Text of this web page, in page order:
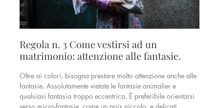
Regola n. 3 Come vestirsi ad un
matrimonio: attenzione alle fantasie.
Oltre ai colori, bisogna prestare molto attenzione anche alle
fantasie. Assolutamente vietate le fantasie animalier e
qualsiasi fantasia troppo eccentrica. È preferibile orientarsi